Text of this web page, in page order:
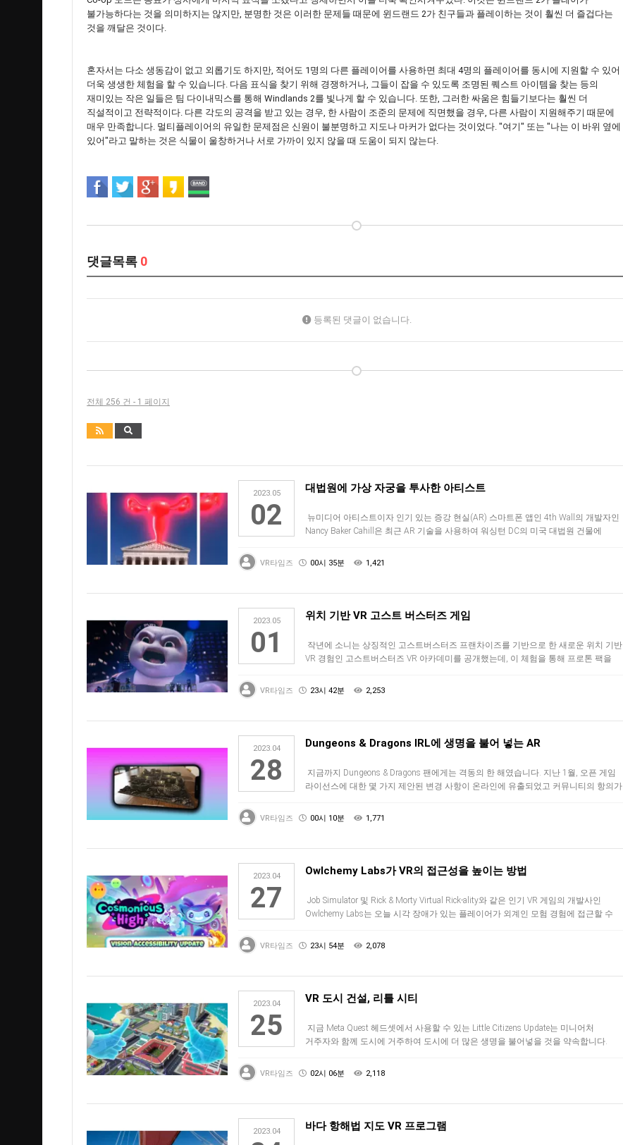
불가능하다는 것을 의미하지는 않지만, 분명한 것은 이러한 문제들 때문에 윈드랜드 2가 친구들과 플레이하는 것이 훨씬 더 즐겁다는
것을 깨달은 것이다.
혼자서는 다소 생동감이 없고 외롭기도 하지만, 적어도 1명의 다른 플레이어를 사용하면 최대 4명의 플레이어를 동시에 지원할 수 있어
더욱 생생한 체험을 할 수 있습니다. 다음 표식을 찾기 위해 경쟁하거나, 그들이 잡을 수 있도록 조명된 퀘스트 아이템을 찾는 등의
재미있는 작은 일들은 팀 다이내믹스를 통해 Windlands 2를 빛나게 할 수 있습니다. 또한, 그러한 싸움은 힘들기보다는 훨씬 더
직설적이고 전략적이다. 다른 각도의 공격을 받고 있는 경우, 한 사람이 조준의 문제에 직면했을 경우, 다른 사람이 지원해주기 때문에
매우 만족합니다. 멀티플레이어의 유일한 문제점은 신원이 불분명하고 지도나 마커가 없다는 것이었다. "여기" 또는 "나는 이 바위 옆에
있어"라고 말하는 것은 식물이 울창하거나 서로 가까이 있지 않을 때 도움이 되지 않는다.
댓글목록 0
등록된 댓글이 없습니다.
전체 256 건 - 1 페이지
2023.05
02
대법원에 가상 자궁을 투사한 아티스트
뉴미디어 아티스트이자 인기 있는 증강 현실(AR) 스마트폰 앱인 4th Wall의 개발자인
Nancy Baker Cahill은 최근 AR 기술을 사용하여 워싱턴 DC의 미국 대법원 건물에
VR타임즈 00시 35분 1,421
2023.05
01
위치 기반 VR 고스트 버스터즈 게임
작년에 소니는 상징적인 고스트버스터즈 프랜차이즈를 기반으로 한 새로운 위치 기반
VR 경험인 고스트버스터즈 VR 아카데미를 공개했는데, 이 체험을 통해 프로톤 팩을
VR타임즈 23시 42분 2,253
2023.04
28
Dungeons & Dragons IRL에 생명을 불어 넣는 AR
지금까지 Dungeons & Dragons 팬에게는 격동의 한 해였습니다. 지난 1월, 오픈 게임
라이선스에 대한 몇 가지 제안된 변경 사항이 온라인에 유출되었고 커뮤니티의 항의가
VR타임즈 00시 10분 1,771
2023.04
27
Owlchemy Labs가 VR의 접근성을 높이는 방법
Job Simulator 및 Rick & Morty Virtual Rick-ality와 같은 인기 VR 게임의 개발사인
Owlchemy Labs는 오늘 시각 장애가 있는 플레이어가 외계인 모험 경험에 접근할 수
VR타임즈 23시 54분 2,078
2023.04
25
VR 도시 건설, 리틀 시티
지금 Meta Quest 헤드셋에서 사용할 수 있는 Little Citizens Update는 미니어처
거주자와 함께 도시에 거주하여 도시에 더 많은 생명을 불어넣을 것을 약속합니다.
VR타임즈 02시 06분 2,118
2023.04 바다 항해법 지도 VR 프로그램